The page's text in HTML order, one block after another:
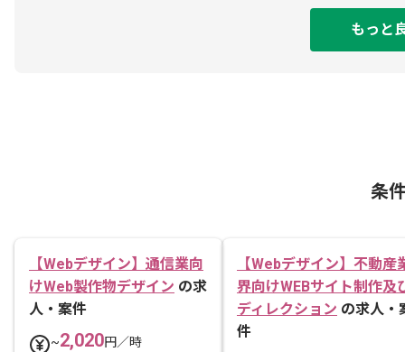
もっと
条
【Webデザイン】通信業向
けWeb製作物デザイン の求
人・案件
~2,020円／時
【Webデザイン】不動産
界向けWEBサイト制作及
ディレクション の求人・
件